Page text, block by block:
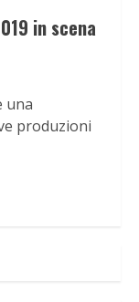
in scena
una
produzioni